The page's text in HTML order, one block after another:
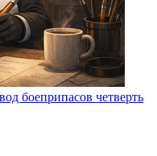
боеприпасов четверть